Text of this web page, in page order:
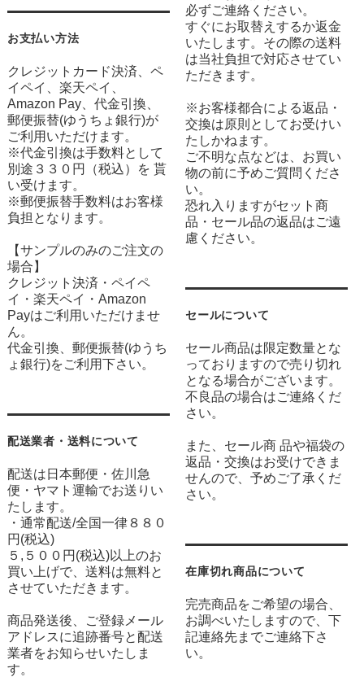
お支払い方法
クレジットカード決済、ペ
イペイ、楽天ペイ、
Amazon Pay、代金引換、
郵便振替(ゆうちょ銀行)が
ご利用いただけます。
※代金引換は手数料として
別途３３０円（税込）を 貰
い受けます。
※郵便振替手数料はお客様
負担となります。
【サンプルのみのご注文の
場合】
クレジット決済・ペイペ
イ・楽天ペイ・Amazon
Payはご利用いただけませ
ん。
代金引換、郵便振替(ゆうち
ょ銀行)をご利用下さい。
配送業者・送料について
配送は日本郵便・佐川急
便・ヤマト運輸でお送りい
たします。
・通常配送/全国一律８８０
円(税込)
５,５００円(税込)以上のお
買い上げで、送料は無料と
させていただきます。
商品発送後、ご登録メール
アドレスに追跡番号と配送
業者をお知らせいたしま
す。
必ずご連絡ください。
すぐにお取替えするか返金
いたします。その際の送料
は当社負担で対応させてい
ただきます。
※お客様都合による返品・
交換は原則としてお受けい
たしかねます。
ご不明な点などは、お買い
物の前に予めご質問くださ
い。
恐れ入りますがセット商
品・セール品の返品はご遠
慮ください。
セールについて
セール商品は限定数量とな
っておりますので売り切れ
となる場合がございます。
不良品の場合はご連絡くだ
さい。
また、セール商 品や福袋の
返品・交換はお受けできま
せんので、予めご了承くだ
さい。
在庫切れ商品について
完売商品をご希望の場合、
お調べいたしますので、下
記連絡先までご連絡下さ
い。